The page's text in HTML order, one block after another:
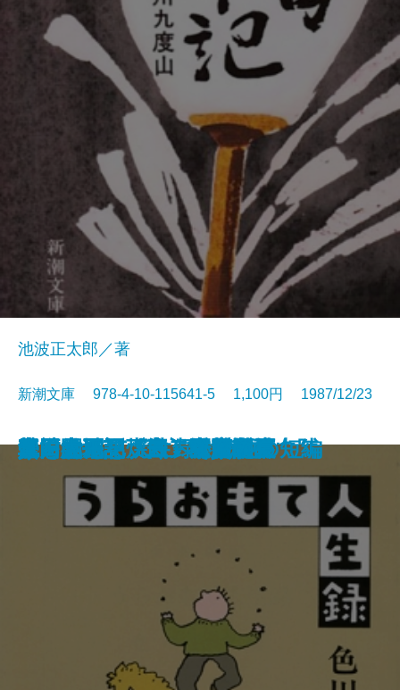
真田太平記〔十一〕大坂夏の陣
真田太平記〔十二〕雲の峰
真田太平記〔九〕二条城
真田太平記〔十〕大坂入城
イーハトーボの劇列車
風神の門〔上〕
風神の門〔下〕
安全のカード
真田太平記〔七〕関ヶ原
真田太平記〔八〕紀州九度山
池波正太郎／著
新潮文庫 978-4-10-115641-5 1,100円 1987/12/23
うらおもて人生録
真田太平記〔五〕秀頼誕生
真田太平記〔六〕家康東下
江戸開城
真田太平記〔三〕上田攻め
真田太平記〔四〕甲賀問答
螢・納屋を焼く・その他の短編
龍を見た男
真田太平記〔一〕天魔の夏
真田太平記〔二〕秘密